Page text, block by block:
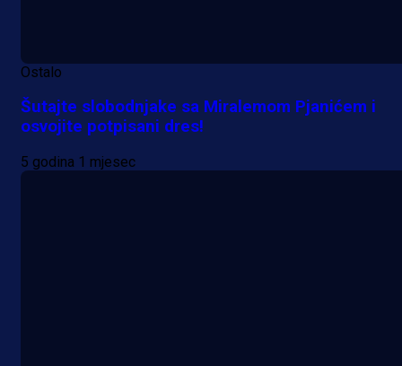
Ostalo
Šutajte slobodnjake sa Miralemom Pjanićem i
osvojite potpisani dres!
5 godina 1 mjesec